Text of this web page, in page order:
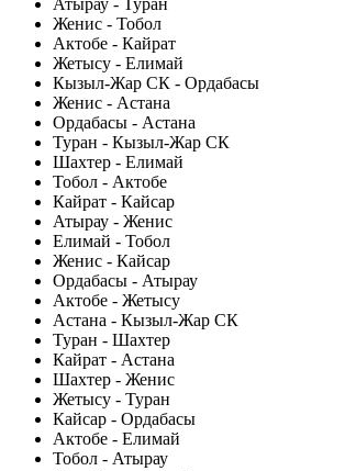
Атырау - Туран
Женис - Тобол
Актобе - Кайрат
Жетысу - Елимай
Кызыл-Жар СК - Ордабасы
Женис - Астана
Ордабасы - Астана
Туран - Кызыл-Жар СК
Шахтер - Елимай
Тобол - Актобе
Кайрат - Кайсар
Атырау - Женис
Елимай - Тобол
Женис - Кайсар
Ордабасы - Атырау
Актобе - Жетысу
Астана - Кызыл-Жар СК
Туран - Шахтер
Кайрат - Астана
Шахтер - Женис
Жетысу - Туран
Кайсар - Ордабасы
Актобе - Елимай
Тобол - Атырау